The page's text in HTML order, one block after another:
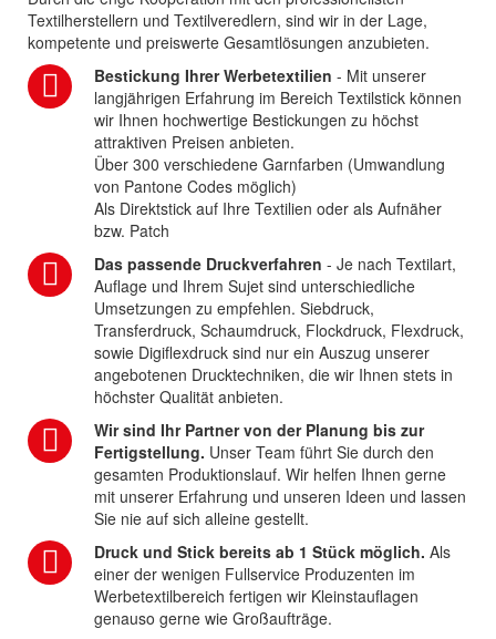
Textilherstellern und Textilveredlern, sind wir in der Lage,
kompetente und preiswerte Gesamtlösungen anzubieten.
Bestickung Ihrer Werbetextilien - Mit unserer
langjährigen Erfahrung im Bereich Textilstick können
wir Ihnen hochwertige Bestickungen zu höchst
attraktiven Preisen anbieten.
Über 300 verschiedene Garnfarben (Umwandlung
von Pantone Codes möglich)
Als Direktstick auf Ihre Textilien oder als Aufnäher
bzw. Patch
Das passende Druckverfahren - Je nach Textilart,
Auflage und Ihrem Sujet sind unterschiedliche
Umsetzungen zu empfehlen. Siebdruck,
Transferdruck, Schaumdruck, Flockdruck, Flexdruck,
sowie Digiflexdruck sind nur ein Auszug unserer
angebotenen Drucktechniken, die wir Ihnen stets in
höchster Qualität anbieten.
Wir sind Ihr Partner von der Planung bis zur
Fertigstellung. Unser Team führt Sie durch den
gesamten Produktionslauf. Wir helfen Ihnen gerne
mit unserer Erfahrung und unseren Ideen und lassen
Sie nie auf sich alleine gestellt.
Druck und Stick bereits ab 1 Stück möglich. Als
einer der wenigen Fullservice Produzenten im
Werbetextilbereich fertigen wir Kleinstauflagen
genauso gerne wie Großaufträge.